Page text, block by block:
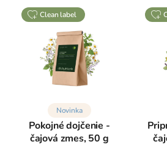
clean label
Novinka
Pokojné dojčenie -
čajová zmes, 50 g